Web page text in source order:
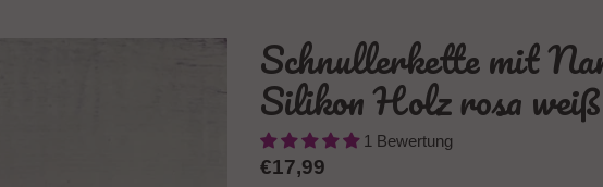
Schnullerkette mit
Silikon Holz rosa weiß
1 Bewertung
Normaler
€17,99